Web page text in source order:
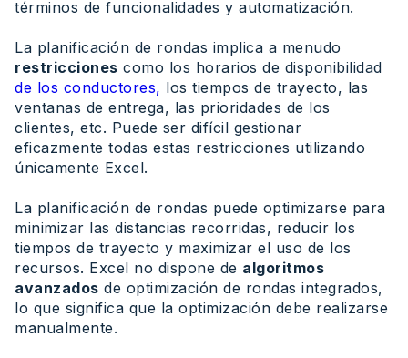
términos de funcionalidades y automatización.
La planificación de rondas implica a menudo
restricciones como los horarios de disponibilidad
de los conductores, los tiempos de trayecto, las
ventanas de entrega, las prioridades de los
clientes, etc. Puede ser difícil gestionar
eficazmente todas estas restricciones utilizando
únicamente Excel.
La planificación de rondas puede optimizarse para
minimizar las distancias recorridas, reducir los
tiempos de trayecto y maximizar el uso de los
recursos. Excel no dispone de algoritmos
avanzados de optimización de rondas integrados,
lo que significa que la optimización debe realizarse
manualmente.